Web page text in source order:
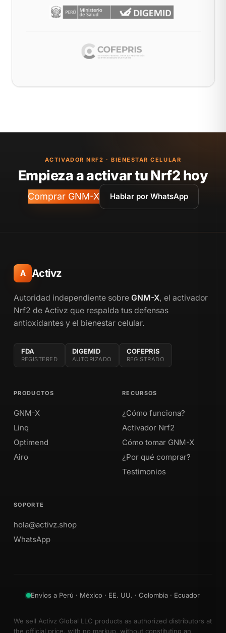
ACTIVADOR NRF2 · BIENESTAR CELULAR
Empieza a activar tu Nrf2 hoy
Comprar GNM-X Hablar por WhatsApp
A Activz
Autoridad independiente sobre GNM-X, el activador
Nrf2 de Activz que respalda tus defensas
antioxidantes y el bienestar celular.
FDA
REGISTERED
DIGEMID
AUTORIZADO
COFEPRIS
REGISTRADO
PRODUCTOS
GNM-X
Linq
Optimend
Airo
RECURSOS
¿Cómo funciona?
Activador Nrf2
Cómo tomar GNM-X
¿Por qué comprar?
Testimonios
SOPORTE
hola@activz.shop
WhatsApp
Envíos a Perú · México · EE. UU. · Colombia · Ecuador
We sell Activz Global LLC products as authorized distributors at
the official price, with no markup, without constituting an